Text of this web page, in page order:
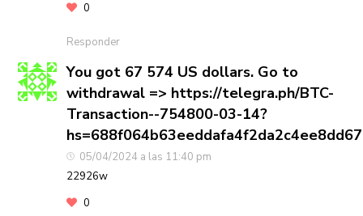
0
Responder
You got 67 574 US dollars. Gо tо
withdrаwаl => https://telegra.ph/BTC-
Transaction--754800-03-14?
05/04/2024 a las 11:40 pm
22926w
0